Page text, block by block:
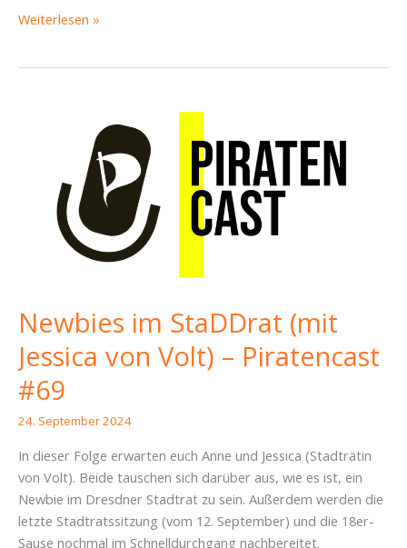
Echte
Weiterlesen »
Newbies im StaDDrat (mit
Jessica von Volt) – Piratencast
#69
24. September 2024
In dieser Folge erwarten euch Anne und Jessica (Stadträtin
von Volt). Beide tauschen sich darüber aus, wie es ist, ein
Newbie im Dresdner Stadtrat zu sein. Außerdem werden die
letzte Stadtratssitzung (vom 12. September) und die 18er-
Sause nochmal im Schnelldurchgang nachbereitet.